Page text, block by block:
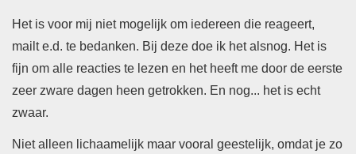
Het is voor mij niet mogelijk om iedereen die reageert,
mailt e.d. te bedanken. Bij deze doe ik het alsnog. Het is
fijn om alle reacties te lezen en het heeft me door de eerste
zeer zware dagen heen getrokken. En nog... het is echt
zwaar.
Niet alleen lichaamelijk maar vooral geestelijk, omdat je zo